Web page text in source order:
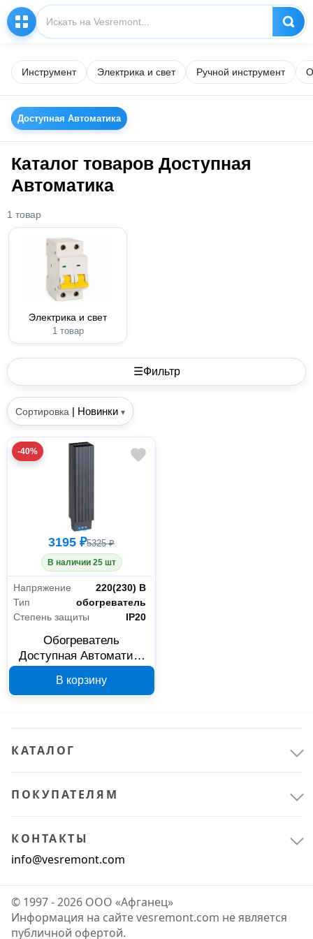
Инструмент Электрика и свет Ручной инструмент
Доступная Автоматика
Каталог товаров Доступная
Автоматика
1 товар
Электрика и свет
1 товар
☰Фильтр
Сортировка | Новинки ▾
-40%
3195 ₽5325 ₽
В наличии 25 шт
Напряжение
220(230) В
Тип
обогреватель
Степень защиты
IP20
Обогреватель
Доступная Автоматика
В IP20 30106160
В корзину
КАТАЛОГ
ПОКУПАТЕЛЯМ
КОНТАКТЫ
info@vesremont.com
© 1997 - 2026 ООО «Афганец»
Информация на сайте vesremont.com не является
публичной офертой.